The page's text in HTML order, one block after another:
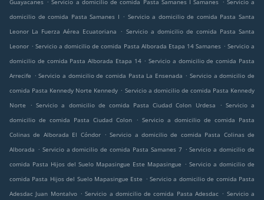
Guayacanes
Servicio a domicilio de comida Pasta Samanes I Samanes
Servicio a
domicilio de comida Pasta Samanes I . Servicio a domicilio de comida Pasta Santa
Leonor La Fuerza Aérea Ecuatoriana
. Servicio a domicilio de comida Pasta Santa
Leonor . Servicio a domicilio de comida Pasta Alborada Etapa 14 Samanes . Servicio a
domicilio de comida Pasta Alborada Etapa 14 . Servicio a domicilio de comida Pasta
Arrecife . Servicio a domicilio de comida Pasta La Ensenada . Servicio a domicilio de
comida Pasta Kennedy Norte Kennedy . Servicio a domicilio de comida Pasta Kennedy
Norte
. Servicio a domicilio de comida Pasta Ciudad Colon Urdesa . Servicio a
domicilio de comida Pasta Ciudad Colon
. Servicio a domicilio de comida Pasta
Colinas de Alborada El Cóndor
. Servicio a domicilio de comida Pasta Colinas de
Alborada . Servicio a domicilio de comida Pasta Samanes 7 . Servicio a domicilio de
comida Pasta Hijos del Suelo Mapasingue Este Mapasingue . Servicio a domicilio de
comida Pasta Hijos del Suelo Mapasingue Este . Servicio a domicilio de comida Pasta
Adesdac Juan Montalvo . Servicio a domicilio de comida Pasta Adesdac . Servicio a